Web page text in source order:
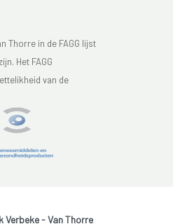
Thorre in de FAGG lijst
Het FAGG
van de
- Van Thorre